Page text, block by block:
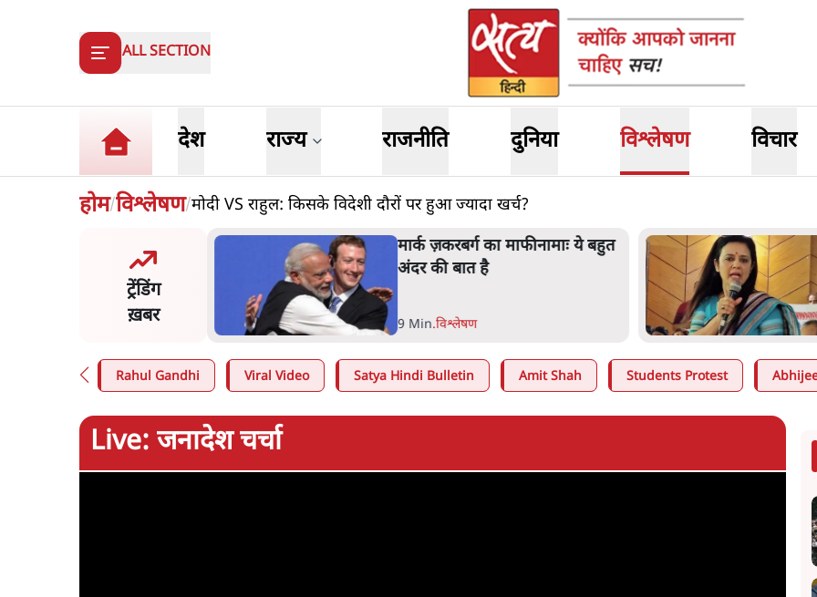
ALL SECTION
देश राज्य राजनीति दुनिया विश्लेषण विचार
होम/विश्लेषण/मोदी VS राहुल: किसके विदेशी दौरों पर हुआ ज्यादा खर्च?
ट्रेंडिंग
ख़बर
का माफीनामाः ये बहुत
महुआ मोइत्रा से SC ने कहा- ' अंडों से
क्यों डरती हैं? स्वतंत्रता सेनानी सीने पर
4 Min.देश
Rahul Gandhi Viral Video Satya Hindi Bulletin Amit Shah Students Protest
Live: जनादेश चर्चा